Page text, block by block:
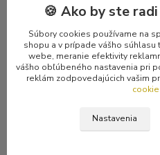
Kompletné špecifikácie
Hodnotenie 0
🍪 Ako by ste
Súbory cookies používame na
shopu a v prípade vášho
webe, meranie efektivity
vášho obľúbeného nastavenia pri
reklám zodpovedajúcich vašim
Nastavenia